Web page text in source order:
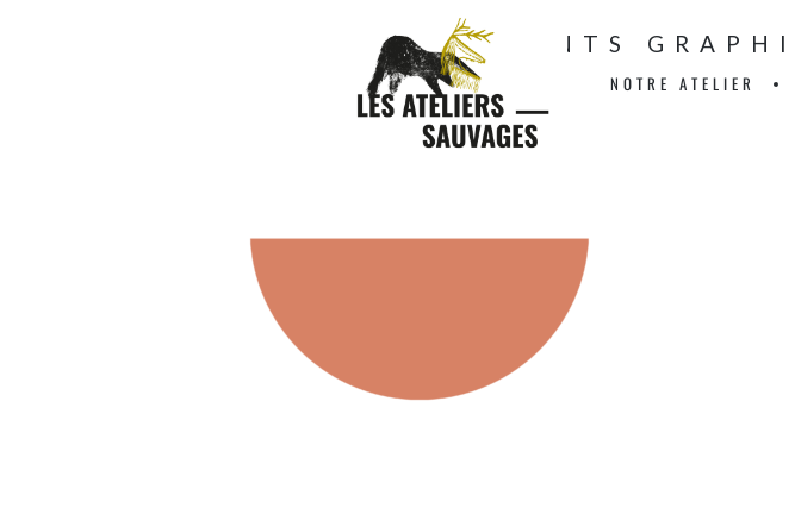
NOTRE ATELIER
ÉLÉMENTS